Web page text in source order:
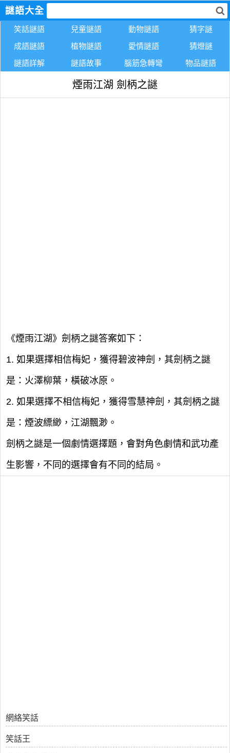
謎語大全
笑話謎語 兒童謎語 動物謎語
猜字謎
成語謎語
植物謎語 愛情謎語
猜燈謎
謎語詳解
謎語故事 腦筋急轉彎 物品謎語
煙雨江湖 劍柄之謎
《煙雨江湖》劍柄之謎答案如下：
1. 如果選擇相信梅妃，獲得碧波神劍，其劍柄之謎
是：火澤柳葉，橫破冰原。
2. 如果選擇不相信梅妃，獲得雪慧神劍，其劍柄之謎
是：煙波縹緲，江湖飄渺。
劍柄之謎是一個劇情選擇題，會對角色劇情和武功產
生影響，不同的選擇會有不同的結局。
網絡笑話
笑話王